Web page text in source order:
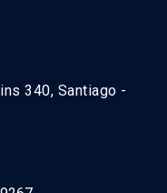
340, Santiago -